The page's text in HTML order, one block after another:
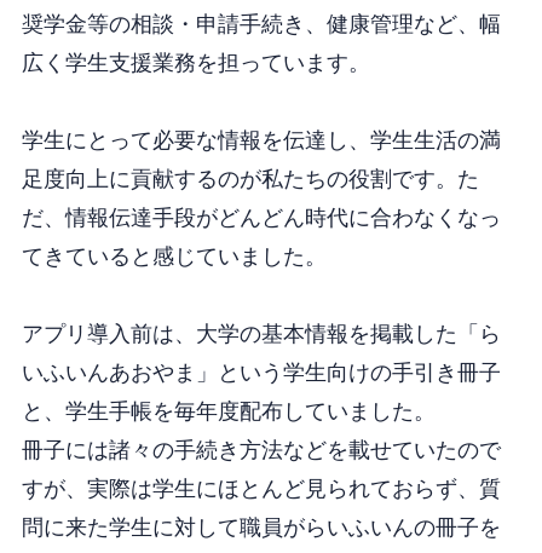
奨学金等の相談・申請手続き、健康管理など、幅
広く学生支援業務を担っています。
学生にとって必要な情報を伝達し、学生生活の満
足度向上に貢献するのが私たちの役割です。た
だ、情報伝達手段がどんどん時代に合わなくなっ
てきていると感じていました。
アプリ導入前は、大学の基本情報を掲載した「ら
いふいんあおやま」という学生向けの手引き冊子
と、学生手帳を毎年度配布していました。
冊子には諸々の手続き方法などを載せていたので
すが、実際は学生にほとんど見られておらず、質
問に来た学生に対して職員がらいふいんの冊子を